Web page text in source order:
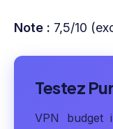
Note : 7,5/10
Testez
VPN budget